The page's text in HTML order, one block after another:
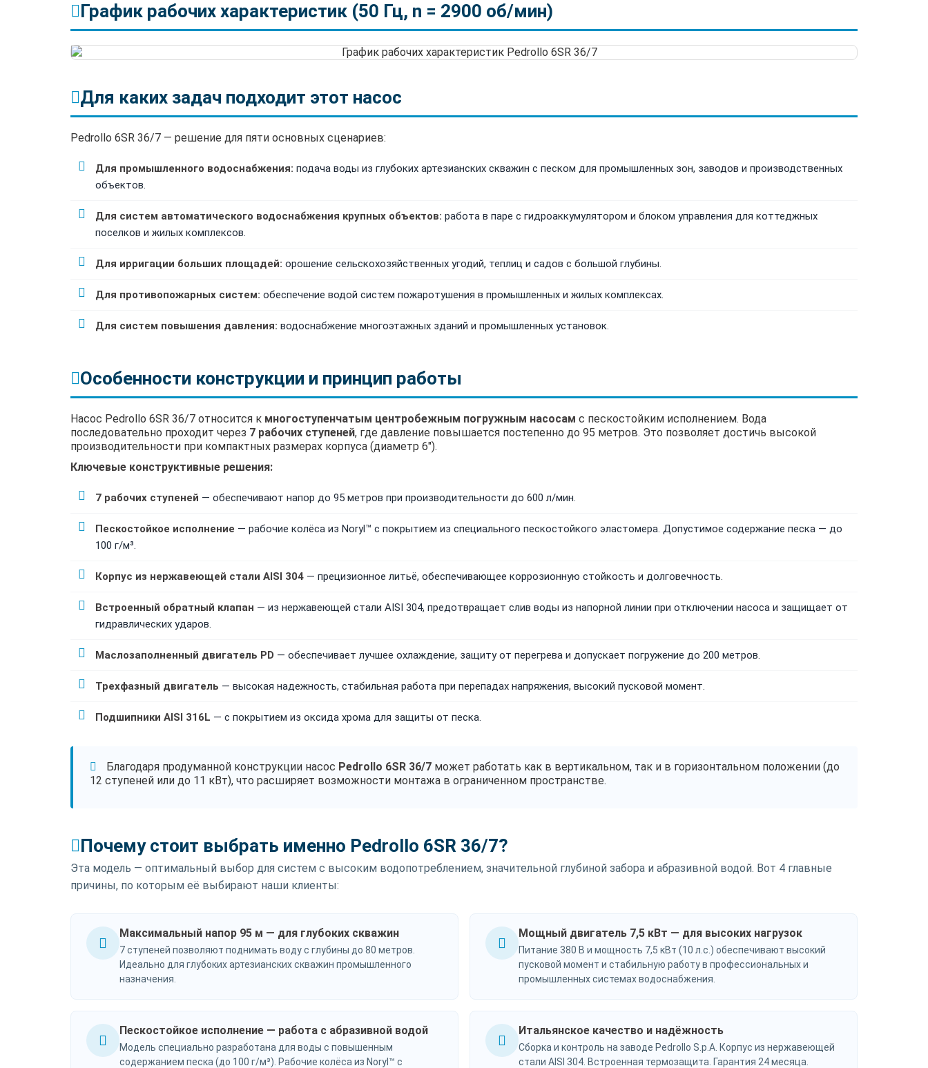
График рабочих характеристик (50 Гц, n = 2900 об/мин)
Для каких задач подходит этот насос
Pedrollo 6SR 36/7 — решение для пяти основных сценариев:
Для промышленного водоснабжения: подача воды из глубоких артезианских скважин с песком для промышленных зон, заводов и производственных
объектов.
Для систем автоматического водоснабжения крупных объектов: работа в паре с гидроаккумулятором и блоком управления для коттеджных
поселков и жилых комплексов.
Для ирригации больших площадей: орошение сельскохозяйственных угодий, теплиц и садов с большой глубины.
Для противопожарных систем: обеспечение водой систем пожаротушения в промышленных и жилых комплексах.
Для систем повышения давления: водоснабжение многоэтажных зданий и промышленных установок.
Особенности конструкции и принцип работы
Насос Pedrollo 6SR 36/7 относится к многоступенчатым центробежным погружным насосам с пескостойким исполнением. Вода
последовательно проходит через 7 рабочих ступеней, где давление повышается постепенно до 95 метров. Это позволяет достичь высокой
производительности при компактных размерах корпуса (диаметр 6").
Ключевые конструктивные решения:
7 рабочих ступеней — обеспечивают напор до 95 метров при производительности до 600 л/мин.
Пескостойкое исполнение — рабочие колёса из Noryl™ с покрытием из специального пескостойкого эластомера. Допустимое содержание песка — до
100 г/м³.
Корпус из нержавеющей стали AISI 304 — прецизионное литьё, обеспечивающее коррозионную стойкость и долговечность.
Встроенный обратный клапан — из нержавеющей стали AISI 304, предотвращает слив воды из напорной линии при отключении насоса и защищает от
гидравлических ударов.
Маслозаполненный двигатель PD — обеспечивает лучшее охлаждение, защиту от перегрева и допускает погружение до 200 метров.
Трехфазный двигатель — высокая надежность, стабильная работа при перепадах напряжения, высокий пусковой момент.
Подшипники AISI 316L — с покрытием из оксида хрома для защиты от песка.
Благодаря продуманной конструкции насос Pedrollo 6SR 36/7 может работать как в вертикальном, так и в горизонтальном положении (до
12 ступеней или до 11 кВт), что расширяет возможности монтажа в ограниченном пространстве.
Почему стоит выбрать именно Pedrollo 6SR 36/7?
Эта модель — оптимальный выбор для систем с высоким водопотреблением, значительной глубиной забора и абразивной водой. Вот 4 главные
причины, по которым её выбирают наши клиенты:
Максимальный напор 95 м — для глубоких скважин
7 ступеней позволяют поднимать воду с глубины до 80 метров.
Идеально для глубоких артезианских скважин промышленного
назначения.
Мощный двигатель 7,5 кВт — для высоких нагрузок
Питание 380 В и мощность 7,5 кВт (10 л.с.) обеспечивают высокий
пусковой момент и стабильную работу в профессиональных и
промышленных системах водоснабжения.
Пескостойкое исполнение — работа с абразивной водой
Модель специально разработана для воды с повышенным
содержанием песка (до 100 г/м³). Рабочие колёса из Noryl™ с
Итальянское качество и надёжность
Сборка и контроль на заводе Pedrollo S.p.A. Корпус из нержавеющей
стали AISI 304. Встроенная термозащита. Гарантия 24 месяца.